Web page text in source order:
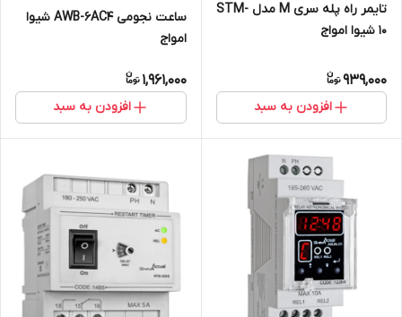
تایمر راه پله سری M مدل STM-
10 شیوا امواج
939,000
افزودن به سبد
ساعت نجومی AWB-6AC4 شیوا
امواج
1,961,000
افزودن به سبد